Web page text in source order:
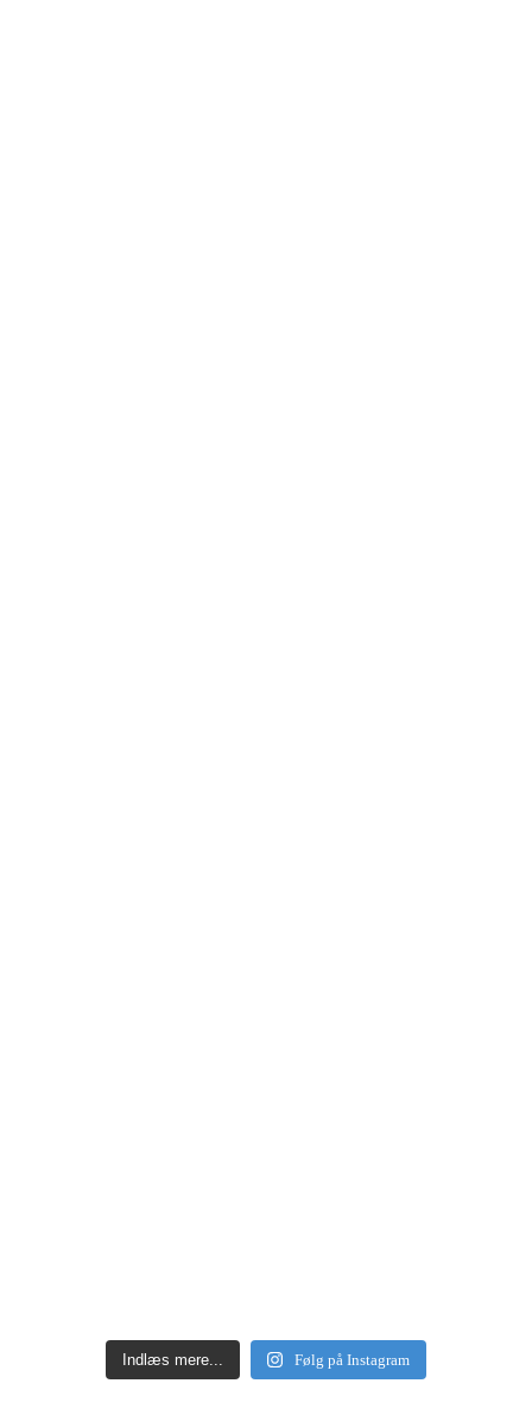
Indlæs mere... Følg på Instagram